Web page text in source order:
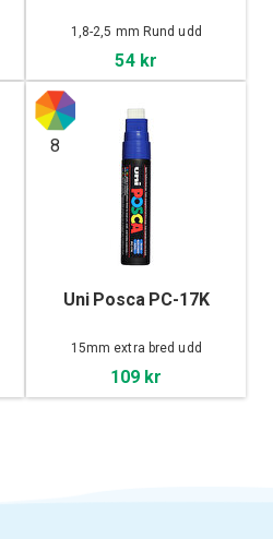
1,8-2,5 mm Rund udd
54 kr
8
Uni Posca PC-17K
15mm extra bred udd
109 kr